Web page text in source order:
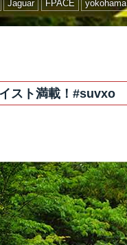
Jaguar FPACE yokohama
スト満載！#suvxo